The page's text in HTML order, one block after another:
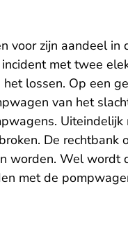
voor zijn aandeel in
met twee
lossen. Op een
van het
De rechtbank
worden. Wel wordt
met de